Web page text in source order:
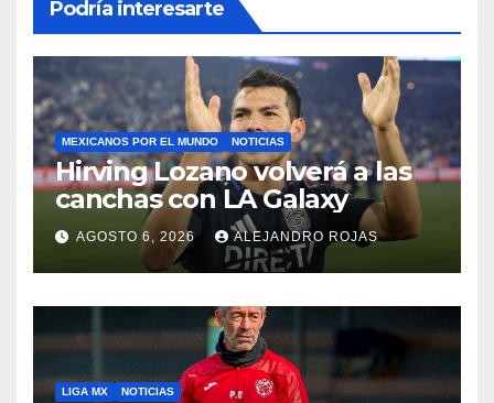
Podría interesarte
MEXICANOS POR EL MUNDO NOTICIAS
Hirving Lozano volverá a las
canchas con LA Galaxy
AGOSTO 6, 2026 ALEJANDRO ROJAS
LIGA MX NOTICIAS